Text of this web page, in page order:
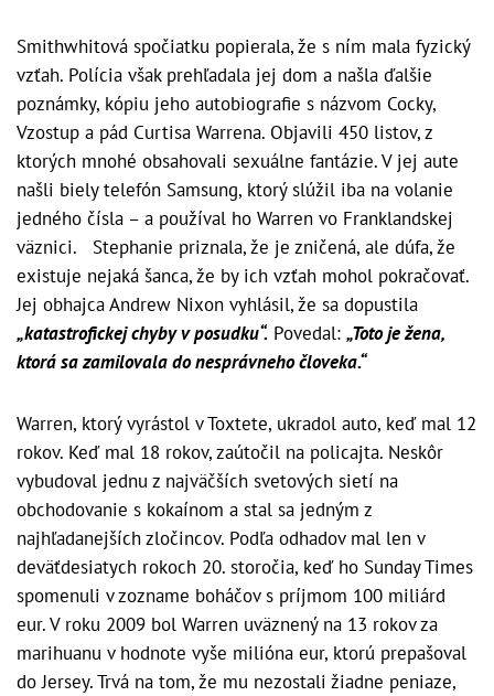
Smithwhitová spočiatku popierala, že s ním mala fyzický
vzťah. Polícia však prehľadala jej dom a našla ďalšie
poznámky, kópiu jeho autobiografie s názvom Cocky,
Vzostup a pád Curtisa Warrena. Objavili 450 listov, z
ktorých mnohé obsahovali sexuálne fantázie. V jej aute
našli biely telefón Samsung, ktorý slúžil iba na volanie
jedného čísla – a používal ho Warren vo Franklandskej
väznici. Stephanie priznala, že je zničená, ale dúfa, že
existuje nejaká šanca, že by ich vzťah mohol pokračovať.
Jej obhajca Andrew Nixon vyhlásil, že sa dopustila
„katastrofickej chyby v posudku“. Povedal: „Toto je žena,
ktorá sa zamilovala do nesprávneho človeka.“
Warren, ktorý vyrástol v Toxtete, ukradol auto, keď mal 12
rokov. Keď mal 18 rokov, zaútočil na policajta. Neskôr
vybudoval jednu z najväčších svetových sietí na
obchodovanie s kokaínom a stal sa jedným z
najhľadanejších zločincov. Podľa odhadov mal len v
deväťdesiatych rokoch 20. storočia, keď ho Sunday Times
spomenuli v zozname boháčov s príjmom 100 miliárd
eur. V roku 2009 bol Warren uväznený na 13 rokov za
marihuanu v hodnote vyše milióna eur, ktorú prepašoval
do Jersey. Trvá na tom, že mu nezostali žiadne peniaze,